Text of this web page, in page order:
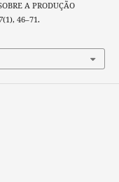
A PRODUÇÃO
7(1), 46–71.